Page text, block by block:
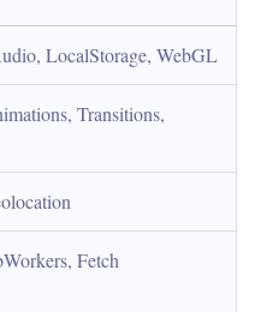
LocalStorage, WebGL
Transitions,
Fetch